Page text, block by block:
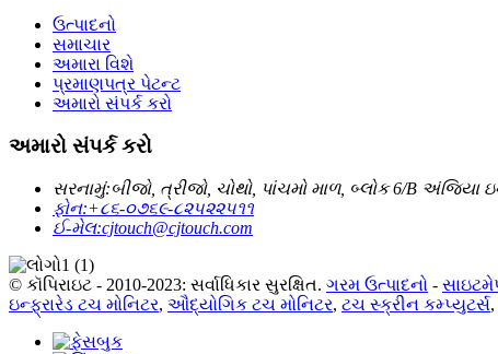
ઉત્પાદનો
સમાચાર
અમારા વિશે
પ્રમાણપત્ર પેટન્ટ
અમારો સંપર્ક કરો
અમારો સંપર્ક કરો
સરનામું:બીજો, ત્રીજો, ચોથો, પાંચમો માળ, બ્લોક 6/B
ફોન:+૮૬-૦૭૬૯-૮૨૫૨૨૫૧૧
ઈ-મેલ:cjtouch@cjtouch.com
© કૉપિરાઇટ - 2010-2023: સર્વાધિકાર સુરક્ષિત. ગરમ ઉત્પાદનો -
ઇન્ફ્રારેડ ટચ મોનિટર, ઔદ્યોગિક ટચ મોનિટર, ટચ સ્ક્રીન કમ્પ્યુટર્સ,